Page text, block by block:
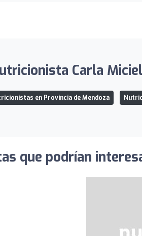
Carla
en Provincia de Mendoza
que podrían